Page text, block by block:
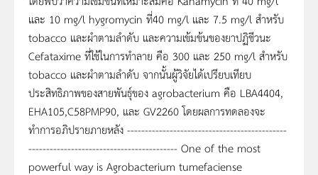
และ 10 mg/l hygromycin ที่40 mg/l และ 7.5 mg/l สำหรับ
tobacco และผำตามลำดับ และความเข้มข้นของยาปฏิชีวนะ
Cefataxime ที่ใช้ในการทำลาย คือ 300 และ 250 mg/l สำหรับ
tobacco และผำตามลำดับ จากนั้นผู้วิจัยได้เปรียบเทียบ
ประสิทธิภาพของสายพันธุ์ของ agrobacterium คือ LBA4404,
EHA105,C58PMP90, และ GV2260 โดยผลการทดลองจะ
ทำการอภิปรายภายหลัง ---------------------------------------------
------------------------------------------ One of the most
powerful way is Agrobacterium tumefaciense